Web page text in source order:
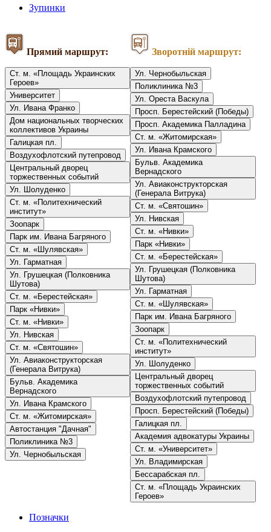
Зупинки
Прямий маршрут:
Ст. м. «Площадь Украинских
Героев»
Университет
Ул. Ивана Франко
Дом национальных творческих
коллективов Украины
Галицкая пл.
Воздухофлотский путепровод
Центральный дворец
торжественных событий
Ул. Шолуденко
Ст. м. «Политехнический
институт»
Зоопарк
Парк им. Ивана Багряного
Ст. м. «Шулявская»
Ул. Гарматная
Ул. Грушецкая (Полковника
Шутова)
Ст. м. «Берестейская»
Парк «Нивки»
Ст. м. «Нивки»
Ул. Нивская
Ст. м. «Святошин»
Ул. Авиаконструкторская
(Генерала Витрука)
Бульв. Академика
Вернадского
Ул. Ивана Крамского
Ст. м. «Житомирская»
Автостанция "Дачная"
Поликлиника №3
Ул. Чернобыльская
Зворотній маршрут:
Ул. Чернобыльская
Поликлиника №3
Ул. Ореста Васкула
Просп. Берестейский (Победы)
Просп. Академика Палладина
Ст. м. «Житомирская»
Ул. Ивана Крамского
Бульв. Академика
Вернадского
Ул. Авиаконструкторская
(Генерала Витрука)
Ст. м. «Святошин»
Ул. Нивская
Ст. м. «Нивки»
Парк «Нивки»
Ст. м. «Берестейская»
Ул. Грушецкая (Полковника
Шутова)
Ул. Гарматная
Ст. м. «Шулявская»
Парк им. Ивана Багряного
Зоопарк
Ст. м. «Политехнический
институт»
Ул. Шолуденко
Центральный дворец
торжественных событий
Воздухофлотский путепровод
Просп. Берестейский (Победы)
Галицкая пл.
Академия адвокатуры Украины
Ст. м. «Университет»
Ул. Владимирская
Бессарабская пл.
Ст. м. «Площадь Украинских
Героев»
Позначки